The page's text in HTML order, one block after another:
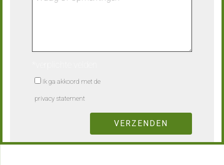
Ik ga akkoord met de
privacy statement